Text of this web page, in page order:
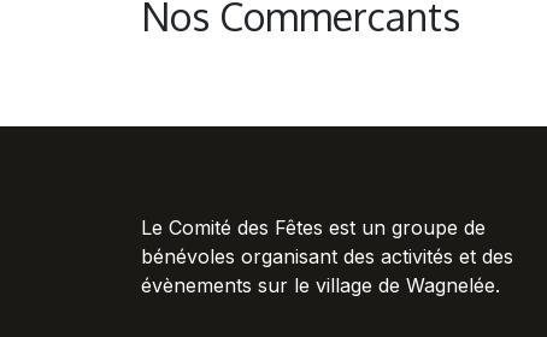
Nos Commercants
Le Comité des Fêtes est un groupe de
bénévoles organisant des activités et des
évènements sur le village de Wagnelée.